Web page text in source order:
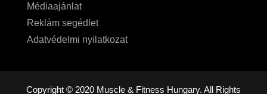
Médiaajánlat
Reklám segédlet
Adatvédelmi nyilatkozat
Copyright © 2020 Muscle & Fitness Hungary. All Rights